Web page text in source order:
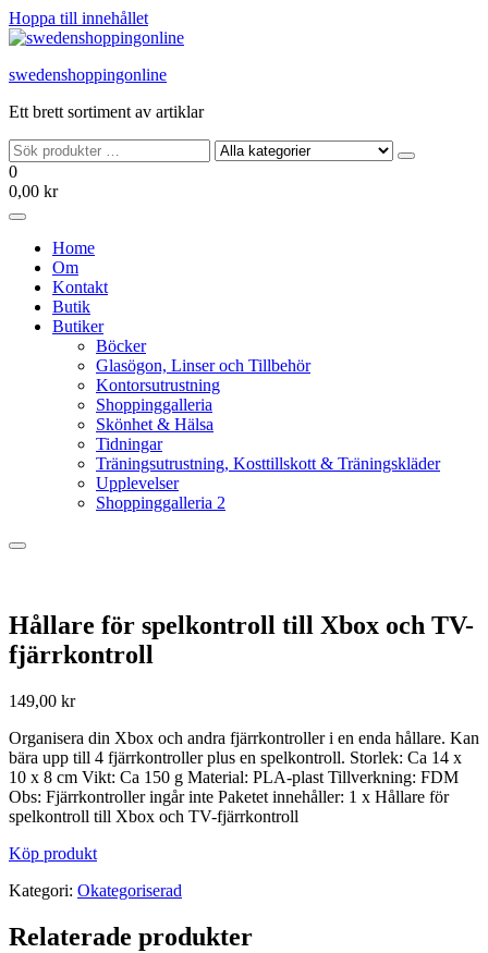
Hoppa till innehållet
swedenshoppingonline
Ett brett sortiment av artiklar
0
0,00 kr
Home
Om
Kontakt
Butik
Butiker
Böcker
Glasögon, Linser och Tillbehör
Kontorsutrustning
Shoppinggalleria
Skönhet & Hälsa
Tidningar
Träningsutrustning, Kosttillskott & Träningskläder
Upplevelser
Shoppinggalleria 2
Hållare för spelkontroll till Xbox och TV-
fjärrkontroll
149,00 kr
Organisera din Xbox och andra fjärrkontroller i en enda hållare. Kan
bära upp till 4 fjärrkontroller plus en spelkontroll. Storlek: Ca 14 x
10 x 8 cm Vikt: Ca 150 g Material: PLA-plast Tillverkning: FDM
Obs: Fjärrkontroller ingår inte Paketet innehåller: 1 x Hållare för
spelkontroll till Xbox och TV-fjärrkontroll
Köp produkt
Kategori: Okategoriserad
Relaterade produkter